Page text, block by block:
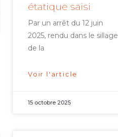
étatique saisi
Par un arrêt du 12 juin
2025, rendu dans le sillage
de la
Voir l'article
15 octobre 2025